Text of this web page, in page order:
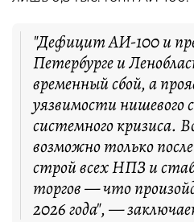
"Дефицит АИ-100 и
Петербурге и
временный сбой, а
уязвимости нишевого
системного кризиса.
возможно только
строй всех НПЗ и
торгов — что
2026 года", —